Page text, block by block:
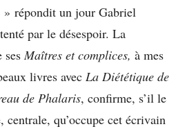
» répondit un jour Gabriel
par le désespoir. La
sesMaîtres et complices, à mes
livres avec La Diététique de
de Phalaris, confirme, s’il le
qu’occupe cet écrivain